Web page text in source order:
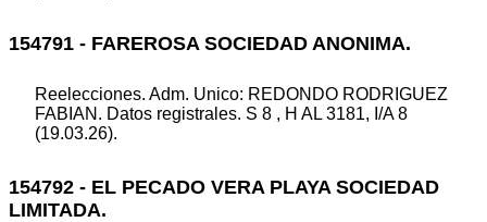
154791 - FAREROSA SOCIEDAD ANONIMA.
Reelecciones. Adm. Unico: REDONDO RODRIGUEZ
FABIAN. Datos registrales. S 8 , H AL 3181, I/A 8
(19.03.26).
154792 - EL PECADO VERA PLAYA SOCIEDAD
LIMITADA.